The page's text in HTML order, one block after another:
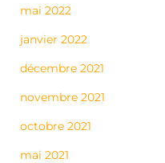
mai 2022
janvier 2022
décembre 2021
novembre 2021
octobre 2021
mai 2021